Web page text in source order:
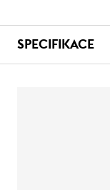
SPECIFIKACE